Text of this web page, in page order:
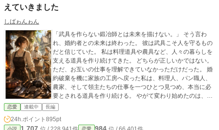
えていきました
しばゎんゎん
「武具を作らない鍛冶師とは未来を描けない。」 そう言わ
れ、婚約者との未来は終わった。 彼は武具こそ人を守るもの
だと信じていた。 私は料理道具や農具など、人々の暮らしを
支える道具を作り続けてきた。 どちらが正しいかではない。
ただ、お互いの仕事を理解できていなかっただけだった。 婚
約破棄を機に家族の工房へ戻った私は、料理人、パン職人、
農家、そして領主たちの仕事を一つひとつ見つめ、本当に必
要とされる道具を作り続ける。 やがて変わり始めたのは、道
具だけではなかった。 人が育ち、現場が育ち、領地が変わっ
ていく。 これは、使う人を見続けた一人の鍛冶師が、人を支
える仕事の本当の価値を証明していく物語。
恋愛 連載中 長編
24h.ポイント 895pt
小説 恋愛